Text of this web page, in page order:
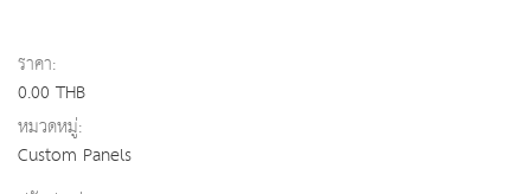
ราคา:
0.00 THB
หมวดหมู่:
Custom Panels